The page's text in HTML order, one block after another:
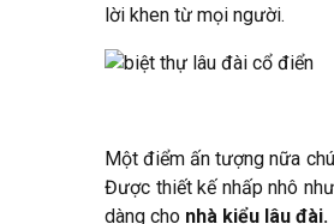
lời khen từ mọi người.
Một điểm ấn tượng nữa
Được thiết kế nhấp nhô
dàng cho nhà kiểu lâu đài.